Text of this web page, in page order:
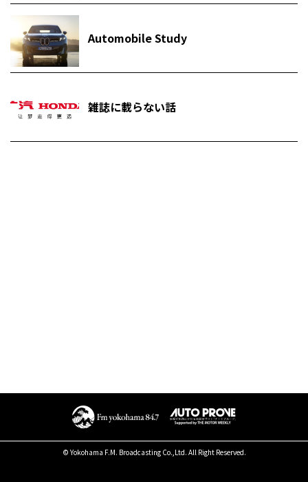
Automobile Study
雑誌に載らない話
© Yokohama F.M. Broadcasting Co.,Ltd. All Right Reserved.